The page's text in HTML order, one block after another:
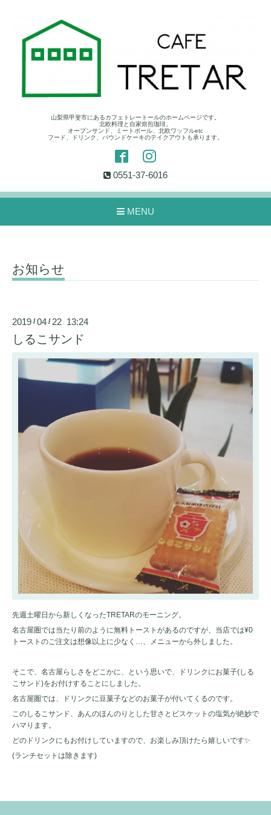
山梨県甲斐市にあるカフェトレートールのホームページです。
北欧料理と自家焙煎珈琲。
オープンサンド、ミートボール、北欧ワッフルetc
フード、ドリンク、パウンドケーキのテイクアウトも承ります。
0551-37-6016
MENU
お知らせ
2019 /04 / 22 13:24
しるこサンド
先週土曜日から新しくなったTRETARのモーニング。
名古屋圏では当たり前のように無料トーストがあるのですが、当店では¥0
トーストのご注文は想像以上に少なく…、メニューから外しました。
そこで、名古屋らしさをどこかに、という思いで、ドリンクにお菓子(しる
こサンド)をお付けすることにしました。
名古屋圏では、ドリンクに豆菓子などのお菓子が付いてくるのです。
このしるこサンド、あんのほんのりとした甘さとビスケットの塩気が絶妙で
ハマります。
どのドリンクにもお付けしていますので、お楽しみ頂けたら嬉しいです✨
(ランチセットは除きます)